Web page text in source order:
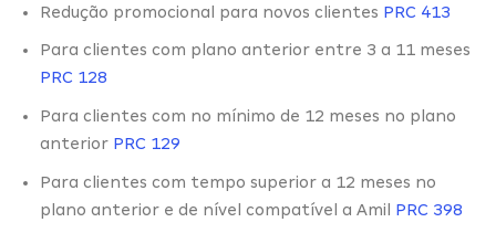
Redução promocional para novos clientes PRC 413
Para clientes com plano anterior entre 3 a 11 meses
PRC 128
Para clientes com no mínimo de 12 meses no plano
anterior PRC 129
Para clientes com tempo superior a 12 meses no
plano anterior e de nível compatível a Amil PRC 398